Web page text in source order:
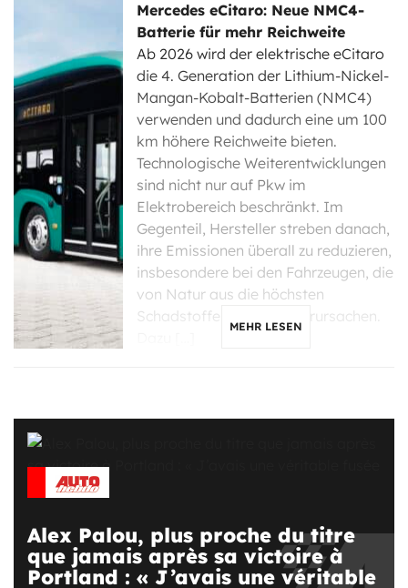
Mercedes eCitaro: Neue NMC4-
Batterie für mehr Reichweite
Ab 2026 wird der elektrische eCitaro
die 4. Generation der Lithium-Nickel-
Mangan-Kobalt-Batterien (NMC4)
verwenden und dadurch eine um 100
km höhere Reichweite bieten.
Technologische Weiterentwicklungen
sind nicht nur auf Pkw im
Elektrobereich beschränkt. Im
Gegenteil, Hersteller streben danach,
ihre Emissionen überall zu reduzieren,
insbesondere bei den Fahrzeugen, die
von Natur aus die höchsten
Schadstoffemissionen verursachen.
MEHR LESEN
Alex Palou, plus proche du titre
que jamais après sa victoire à
Portland : « J’avais une véritable